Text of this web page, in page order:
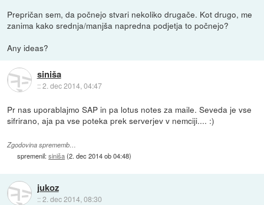
Prepričan sem, da počnejo stvari nekoliko drugače. Kot drugo, me
zanima kako srednja/manjša napredna podjetja to počnejo?
Any ideas?
siniša
::2. dec 2014, 04:47
Pr nas uporablajmo SAP in pa lotus notes za maile. Seveda je vse
sifrirano, aja pa vse poteka prek serverjev v nemciji.... :)
Zgodovina sprememb…
spremenil:siniša(2. dec 2014 ob 04:48)
jukoz
::2. dec 2014, 08:30